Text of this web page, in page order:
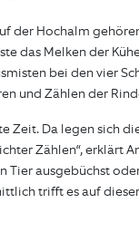
der Hochalm
das Melken der
bei den vier
und Zählen der
Zeit. Da legen sich
Zählen“, erklärt
Tier ausgebüchst
trifft es auf